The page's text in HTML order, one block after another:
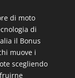
di moto
di
il Bonus
muove i
scegliendo